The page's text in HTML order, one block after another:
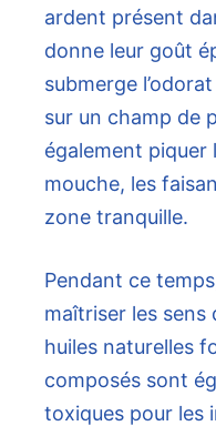
ardent présent
donne leur goût
submerge
sur un champ de
également piquer
mouche, les
zone tranquille.
Pendant ce
maîtriser les sens
huiles naturelles
composés sont
toxiques pour les